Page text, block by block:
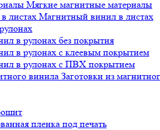
Мягкие магнитные материалы
Магнитный винил в листах
в рулонах без покрытия
в рулонах с клеевым покрытием
в рулонах с ПВХ покрытием
Заготовки из
пленка под печать